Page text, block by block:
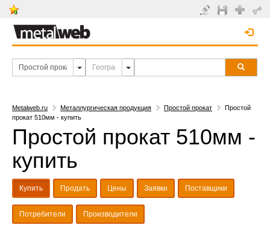
Metalweb.ru Металлургическая продукция Простой прокат
Простой
прокат 510мм - купить
Простой прокат 510мм -
купить
Купить Продать Цены Заявки Поставщики
Потребители Производители